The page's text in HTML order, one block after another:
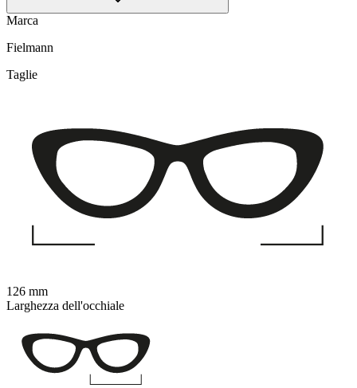
Marca
Fielmann
Taglie
126 mm
Larghezza dell'occhiale